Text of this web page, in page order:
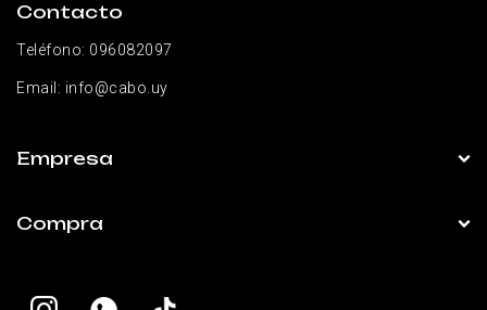
Contacto
Teléfono: 096082097
Email: info@cabo.uy
Empresa
Compra